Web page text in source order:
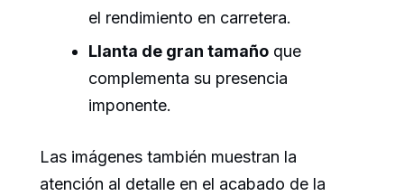
el rendimiento en carretera.
Llanta de gran tamaño que
complementa su presencia
imponente.
Las imágenes también muestran la
atención al detalle en el acabado de la